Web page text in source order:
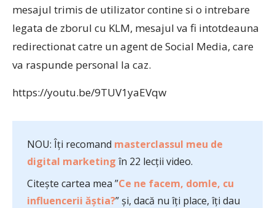
mesajul trimis de utilizator contine si o intrebare
legata de zborul cu KLM, mesajul va fi intotdeauna
redirectionat catre un agent de Social Media, care
va raspunde personal la caz.
https://youtu.be/9TUV1yaEVqw
NOU: Îți recomand masterclassul meu de
digital marketing în 22 lecții video.
Citește cartea mea ”Ce ne facem, domle, cu
influencerii ăștia?” și, dacă nu îți place, îți dau